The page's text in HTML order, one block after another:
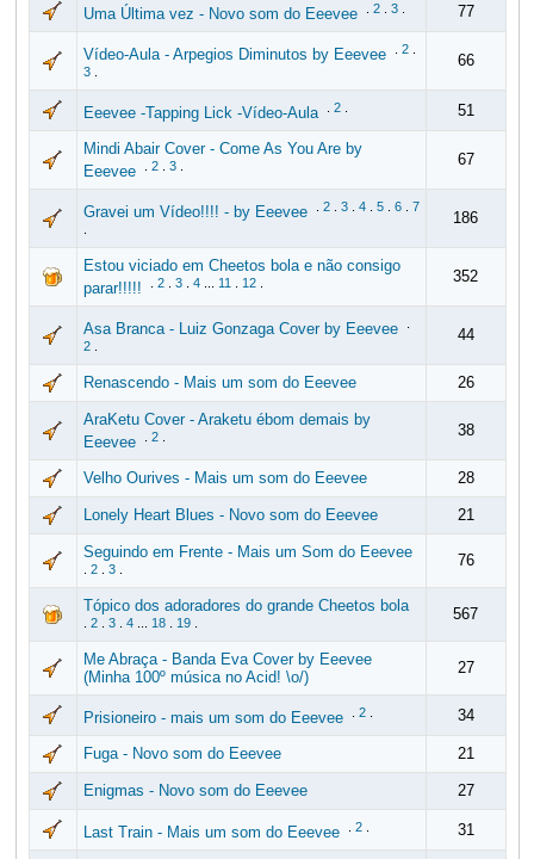
Uma Última vez - Novo som do Eeevee 2. 3. 77
Vídeo-Aula - Arpegios Diminutos by Eeevee 2.
3.
66
Eeevee -Tapping Lick -Vídeo-Aula 2. 51
Mindi Abair Cover - Come As You Are by
Eeevee
2. 3. 67
Gravei um Vídeo!!!! - by Eeevee 2. 3. 4. 5. 6. 7
186
Estou viciado em Cheetos bola e não consigo
parar!!!!!
2. 3. 4... 11 12. 352
Asa Branca - Luiz Gonzaga Cover by Eeevee
2.
44
Renascendo - Mais um som do Eeevee 26
AraKetu Cover - Araketu ébom demais by
Eeevee
2. 38
Velho Ourives - Mais um som do Eeevee 28
Lonely Heart Blues - Novo som do Eeevee 21
Seguindo em Frente - Mais um Som do Eeevee
2. 3. 76
Tópico dos adoradores do grande Cheetos bola
2. 3. 4... 18. 19. 567
Me Abraça - Banda Eva Cover by Eeevee
(Minha 100º música no Acid! \o/)
27
Prisioneiro - mais um som do Eeevee 2. 34
Fuga - Novo som do Eeevee 21
Enigmas - Novo som do Eeevee 27
Last Train - Mais um som do Eeevee 2. 31